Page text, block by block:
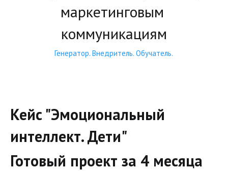
маркетинговым
коммуникациям
Генератор. Внедритель. Обучатель.
Кейс "Эмоциональный
интеллект. Дети"
Готовый проект за 4 месяца